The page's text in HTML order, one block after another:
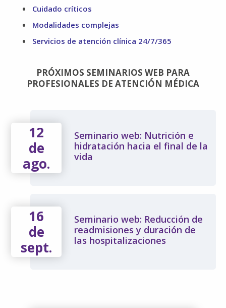
Cuidado críticos
Modalidades complejas
Servicios de atención clínica 24/7/365
PRÓXIMOS SEMINARIOS WEB PARA
PROFESIONALES DE ATENCIÓN MÉDICA
12
de
ago.
Seminario web: Nutrición e
hidratación hacia el final de la
vida
16
de
sept.
Seminario web: Reducción de
readmisiones y duración de
las hospitalizaciones